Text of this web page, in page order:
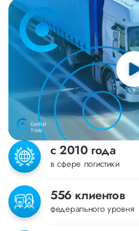
с 2010 года
в сфере логистики
556 клиентов
федерального уровня